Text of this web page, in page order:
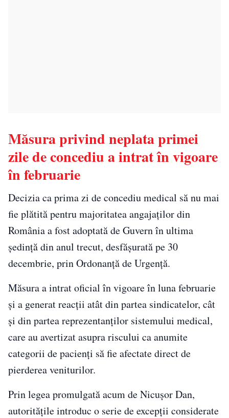
Măsura privind neplata primei
zile de concediu a intrat în vigoare
în februarie
Decizia ca prima zi de concediu medical să nu mai
fie plătită pentru majoritatea angajaților din
România a fost adoptată de Guvern în ultima
ședință din anul trecut, desfășurată pe 30
decembrie, prin Ordonanță de Urgență.
Măsura a intrat oficial în vigoare în luna februarie
și a generat reacții atât din partea sindicatelor, cât
și din partea reprezentanților sistemului medical,
care au avertizat asupra riscului ca anumite
categorii de pacienți să fie afectate direct de
pierderea veniturilor.
Prin legea promulgată acum de Nicușor Dan,
autoritățile introduc o serie de excepții considerate